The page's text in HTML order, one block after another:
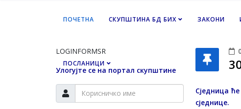
ПОЧЕТНА СКУПШТИНА БД БИХ ЗАКОНИ
ПОСЛАНИЦИ
LOGINFORMSR
Улогујте се на портал скупштине
Сједница
сједнице.